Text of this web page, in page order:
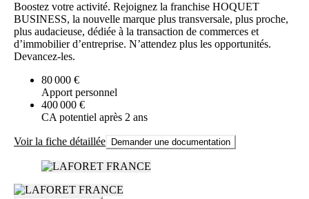
Boostez votre activité. Rejoignez la franchise HOQUET
BUSINESS, la nouvelle marque plus transversale, plus proche,
plus audacieuse, dédiée à la transaction de commerces et
d’immobilier d’entreprise. N’attendez plus les opportunités.
Devancez-les.
80 000 €
Apport personnel
400 000 €
CA potentiel après 2 ans
Voir la fiche détaillée Demander une documentation